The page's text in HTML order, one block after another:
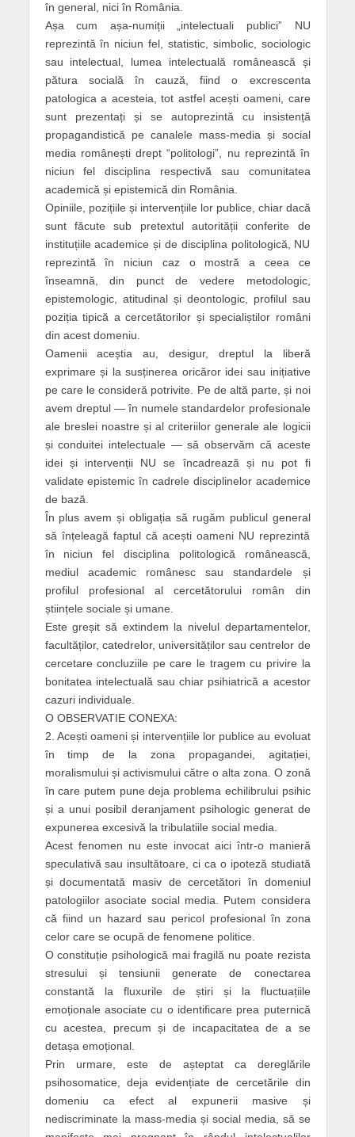
în general, nici în România.
Așa cum așa-numiții „intelectuali publici” NU
reprezintă în niciun fel, statistic, simbolic, sociologic
sau intelectual, lumea intelectuală românească și
pătura socială în cauză, fiind o excrescenta
patologica a acesteia, tot astfel acești oameni, care
sunt prezentați și se autoprezintă cu insistență
propagandistică pe canalele mass-media și social
media românești drept “politologi”, nu reprezintă în
niciun fel disciplina respectivă sau comunitatea
academică și epistemică din România.
Opiniile, pozițiile și intervențiile lor publice, chiar dacă
sunt făcute sub pretextul autorității conferite de
instituțiile academice și de disciplina politologică, NU
reprezintă în niciun caz o mostră a ceea ce
înseamnă, din punct de vedere metodologic,
epistemologic, atitudinal și deontologic, profilul sau
poziția tipică a cercetătorilor și specialiștilor români
din acest domeniu.
Oamenii aceștia au, desigur, dreptul la liberă
exprimare și la susținerea oricăror idei sau inițiative
pe care le consideră potrivite. Pe de altă parte, și noi
avem dreptul — în numele standardelor profesionale
ale breslei noastre și al criteriilor generale ale logicii
și conduitei intelectuale — să observăm că aceste
idei și intervenții NU se încadrează și nu pot fi
validate epistemic în cadrele disciplinelor academice
de bază.
În plus avem și obligația să rugăm publicul general
să înțeleagă faptul că acești oameni NU reprezintă
în niciun fel disciplina politologică românească,
mediul academic românesc sau standardele și
profilul profesional al cercetătorului român din
științele sociale și umane.
Este greșit să extindem la nivelul departamentelor,
facultăților, catedrelor, universităților sau centrelor de
cercetare concluziile pe care le tragem cu privire la
bonitatea intelectuală sau chiar psihiatrică a acestor
cazuri individuale.
O OBSERVATIE CONEXA:
2. Acești oameni și intervențiile lor publice au evoluat
în timp de la zona propagandei, agitației,
moralismului și activismului către o alta zona. O zonă
în care putem pune deja problema echilibrului psihic
și a unui posibil deranjament psihologic generat de
expunerea excesivă la tribulatiile social media.
Acest fenomen nu este invocat aici într-o manieră
speculativă sau insultătoare, ci ca o ipoteză studiată
și documentată masiv de cercetători în domeniul
patologiilor asociate social media. Putem considera
că fiind un hazard sau pericol profesional în zona
celor care se ocupă de fenomene politice.
O constituție psihologică mai fragilă nu poate rezista
stresului și tensiunii generate de conectarea
constantă la fluxurile de știri și la fluctuațiile
emoționale asociate cu o identificare prea puternică
cu acestea, precum și de incapacitatea de a se
detașa emoțional.
Prin urmare, este de așteptat ca dereglările
psihosomatice, deja evidențiate de cercetările din
domeniu ca efect al expunerii masive și
nediscriminate la mass-media și social media, să se